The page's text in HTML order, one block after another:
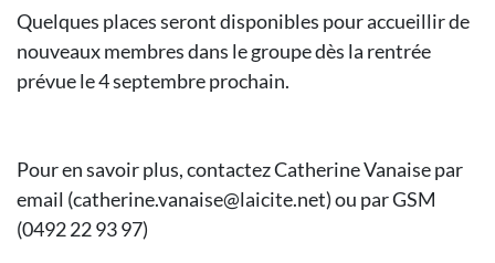
Quelques places seront disponibles pour accueillir de
nouveaux membres dans le groupe dès la rentrée
prévue le 4 septembre prochain.
Pour en savoir plus, contactez Catherine Vanaise par
email (catherine.vanaise@laicite.net) ou par GSM
(0492 22 93 97)